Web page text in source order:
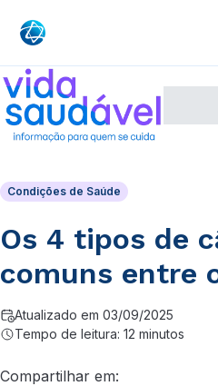
Condições de Saúde
Os 4 tipos de
comuns entre
Atualizado em 03/09/2025
Tempo de leitura: 12 minutos
Compartilhar em: